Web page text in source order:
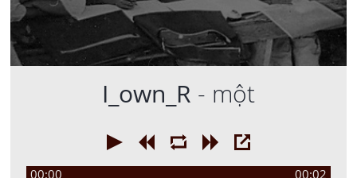
I_own_R - một
00:00 00:02